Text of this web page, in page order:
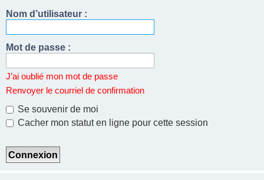
Nom d’utilisateur :
Mot de passe :
J’ai oublié mon mot de passe
Renvoyer le courriel de confirmation
Se souvenir de moi
Cacher mon statut en ligne pour cette session